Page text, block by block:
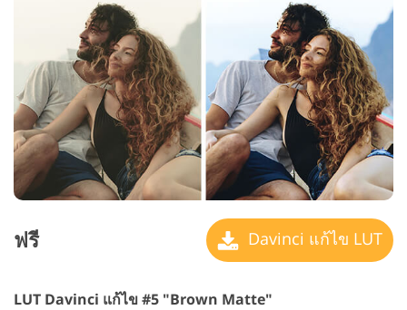
ฟรี Davinci แก้ไข LUT
LUT Davinci แก้ไข #5 "Brown Matte"